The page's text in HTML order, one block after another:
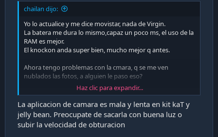
chailan dijo:
Yo lo actualice y me dice movistar, nada de Virgin.
La batera me dura lo mismo,capaz un poco ms, el uso de la
RAM es mejor.
El knockon anda super bien, mucho mejor q antes.
Ahora tengo problemas con la cmara, q se me ven
nublados las fotos, a alguien le paso eso?
Sent from my LG-D805 using CHW mobile app
Haz clic para expandir...
La aplicacion de camara es mala y lenta en kit kaT y
jelly bean. Preocupate de sacarla con buena luz o
subir la velocidad de obturacion